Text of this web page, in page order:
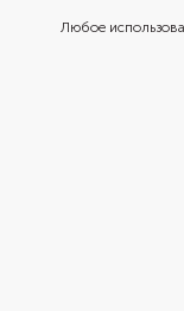
Любое